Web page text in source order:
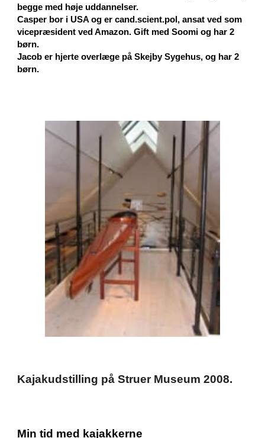
begge med høje uddannelser.
Casper bor i USA og er cand.scient.pol, ansat ved som
vicepræsident ved Amazon. Gift med Soomi og har 2
børn.
Jacob er hjerte overlæge på Skejby Sygehus, og har 2
børn.
Kajakudstilling på Struer Museum 2008.
Min tid med kajakkerne